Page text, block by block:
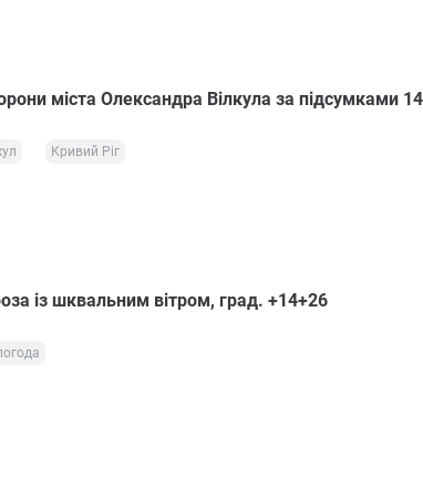
міста Олександра Вілкула за підсумками
Кривий Ріг
із шквальним вітром, град. +14+26